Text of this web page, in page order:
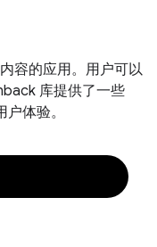
容的应用。用户可以
库提供了一些
体验。